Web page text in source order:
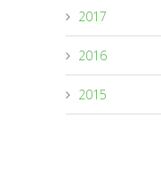
2017
2016
2015